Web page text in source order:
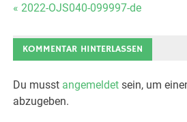
Beitrags-
Navigation
« 2022-OJS040-099997-de
KOMMENTAR HINTERLASSEN
Du musst angemeldet sein, um
abzugeben.